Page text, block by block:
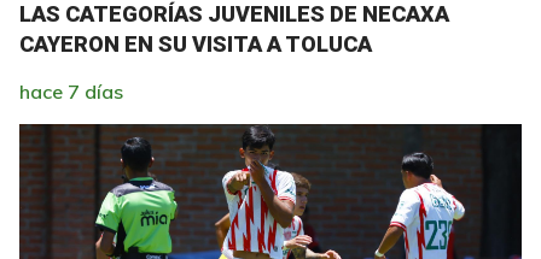
LAS CATEGORÍAS JUVENILES DE NECAXA
CAYERON EN SU VISITA A TOLUCA
hace 7 días